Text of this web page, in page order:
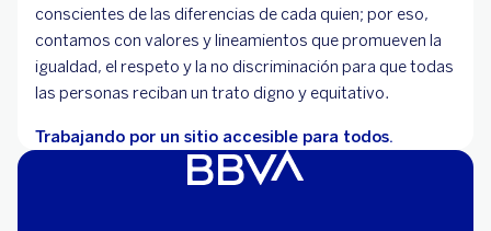
conscientes de las diferencias de cada quien; por eso,
contamos con valores y lineamientos que promueven la
igualdad, el respeto y la no discriminación para que todas
las personas reciban un trato digno y equitativo.
Trabajando por un sitio accesible para todos.